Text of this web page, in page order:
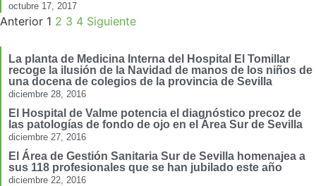
octubre 17, 2017
Anterior 1 2 3 4 Siguiente
La planta de Medicina Interna del Hospital El Tomillar
recoge la ilusión de la Navidad de manos de los niños de
una docena de colegios de la provincia de Sevilla
diciembre 28, 2016
El Hospital de Valme potencia el diagnóstico precoz de
las patologías de fondo de ojo en el Área Sur de Sevilla
diciembre 27, 2016
El Área de Gestión Sanitaria Sur de Sevilla homenajea a
sus 118 profesionales que se han jubilado este año
diciembre 22, 2016